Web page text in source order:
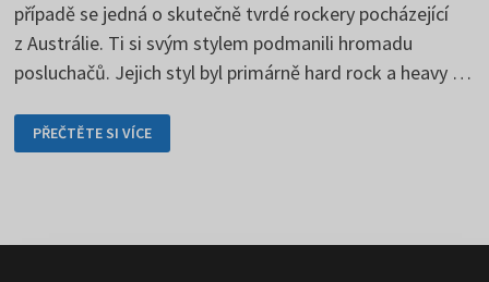
případě se jedná o skutečně tvrdé rockery pocházející
z Austrálie. Ti si svým stylem podmanili hromadu
posluchačů. Jejich styl byl primárně hard rock a heavy …
AC/DC
JAKO
PRŮKOPNÍK
PŘEČTĚTE SI VÍCE